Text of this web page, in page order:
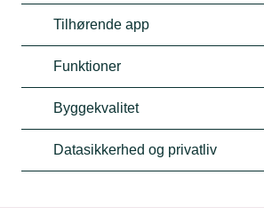
Tilhørende app
Funktioner
Byggekvalitet
Datasikkerhed og privatliv